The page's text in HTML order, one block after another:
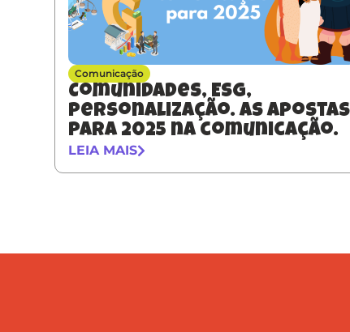
Comunicação
Comunidades, ESG,
Personalização. As apostas
para 2025 na comunicação.
LEIA MAIS